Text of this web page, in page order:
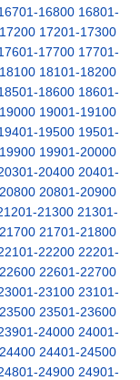
16800 16801-
17201-17300
17700 17701-
18101-18200
18600 18601-
19001-19100
19500 19501-
19901-20000
20400 20401-
20801-20900
21300 21301-
21701-21800
22200 22201-
22601-22700
23100 23101-
23501-23600
24000 24001-
24401-24500
24900 24901-